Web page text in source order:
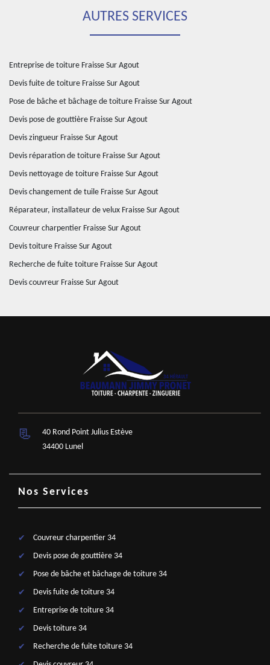
AUTRES SERVICES
Entreprise de toiture Fraisse Sur Agout
Devis fuite de toiture Fraisse Sur Agout
Pose de bâche et bâchage de toiture Fraisse Sur Agout
Devis pose de gouttière Fraisse Sur Agout
Devis zingueur Fraisse Sur Agout
Devis réparation de toiture Fraisse Sur Agout
Devis nettoyage de toiture Fraisse Sur Agout
Devis changement de tuile Fraisse Sur Agout
Réparateur, installateur de velux Fraisse Sur Agout
Couvreur charpentier Fraisse Sur Agout
Devis toiture Fraisse Sur Agout
Recherche de fuite toiture Fraisse Sur Agout
Devis couvreur Fraisse Sur Agout
40 Rond Point Julius Estève
34400 Lunel
Nos Services
Couvreur charpentier 34
Devis pose de gouttière 34
Pose de bâche et bâchage de toiture 34
Devis fuite de toiture 34
Entreprise de toiture 34
Devis toiture 34
Recherche de fuite toiture 34